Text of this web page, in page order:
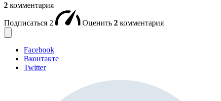
2 комментария
Подписаться 2 Оценить 2 комментария
Facebook
Вконтакте
Twitter